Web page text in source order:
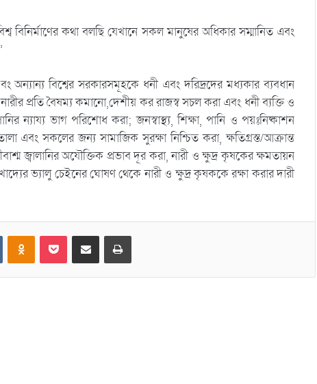
কথা বলছি যেখানে সকল মানুষের অধিকার সম্মানিত এবং
অন্যান্য বিশ্বের সরকারসমূহকে ধনী এবং দরিদ্রদের মধ্যকার ব্যবধান
প্রতি বৈষম্য কমানো,দেশীয় কর রাজস্ব সচল করা এবং ধনী ব্যক্তি ও
ন্যায্য ভাগ পরিশোধ করা; জনস্বাস্থ্য, শিক্ষা, পানি ও পয়ঃনিষ্কাশন
এবং সকলের জন্য সামাজিক সুরক্ষা নিশ্চিত করা, ক্ষতিগ্রস্ত/আক্রান্ত
জ্বালানির অযৌক্তিক প্রভাব দূর করা, নারী ও ক্ষুদ্র কৃষকের ক্ষমতায়ন
ভ্যালু চেইনের ঘোষণ থেকে নারী ও ক্ষুদ্র কৃষককে রক্ষা করার দারী